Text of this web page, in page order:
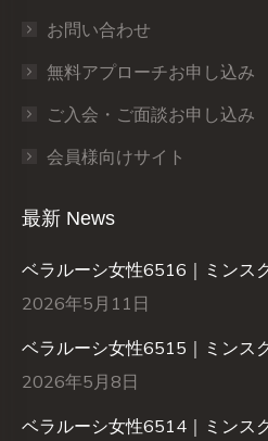
お問い合わせ
無料アプローチお申し込み
ご入会・ご面談お申し込み
会員様向けサイト
最新 News
ベラルーシ女性6516｜ミンス
2026年5月11日
ベラルーシ女性6515｜ミンス
2026年5月8日
ベラルーシ女性6514｜ミンス